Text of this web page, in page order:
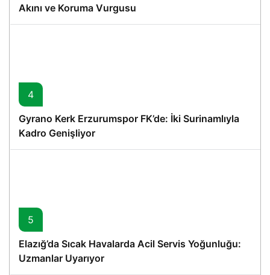
Akını ve Koruma Vurgusu
4
Gyrano Kerk Erzurumspor FK’de: İki Surinamlıyla
Kadro Genişliyor
5
Elazığ’da Sıcak Havalarda Acil Servis Yoğunluğu:
Uzmanlar Uyarıyor